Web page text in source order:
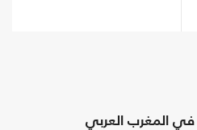
في المغرب العربي